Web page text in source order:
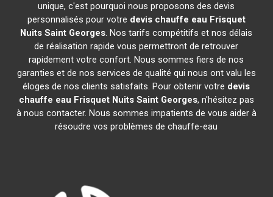
unique, c'est pourquoi nous proposons des devis
personnalisés pour votre devis chauffe eau Frisquet
Nuits Saint Georges. Nos tarifs compétitifs et nos délais
de réalisation rapide vous permettront de retrouver
rapidement votre confort. Nous sommes fiers de nos
garanties et de nos services de qualité qui nous ont valu les
éloges de nos clients satisfaits. Pour obtenir votre devis
chauffe eau Frisquet Nuits Saint Georges, n'hésitez pas
à nous contacter. Nous sommes impatients de vous aider à
résoudre vos problèmes de chauffe-eau